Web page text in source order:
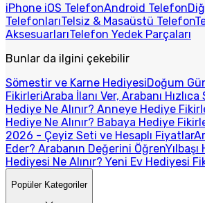
iPhone iOS TelefonAndroid Telefon
TelefonlarıTelsiz & Masaüstü Telefon
AksesuarlarıTelefon Yedek Parçaları
Bunlar da ilgini çekebilir
Sömestir ve Karne HediyesiDoğum
FikirleriAraba İlanı Ver, Arabanı Hızlıca
Hediye Ne Alınır? Anneye Hediye
Hediye Ne Alınır? Babaya Hediye
2026 - Çeyiz Seti ve Hesaplı Fiyatlar
Eder? Arabanın Değerini Öğren
Hediyesi Ne Alınır? Yeni Ev Hediyesi
Popüler Kategoriler